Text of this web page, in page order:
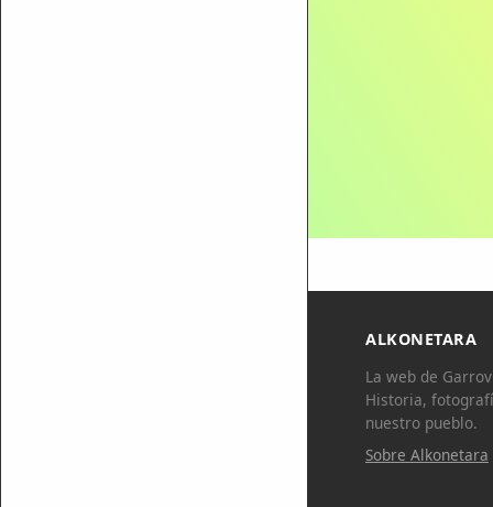
ALKONETARA
La web de
Historia,
nuestro pueblo.
Sobre Alkonetara